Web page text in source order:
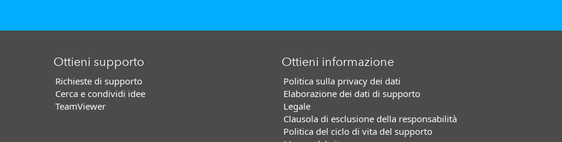
Ottieni supporto
Richieste di supporto
Cerca e condividi idee
TeamViewer
Ottieni informazione
Politica sulla privacy dei dati
Elaborazione dei dati di supporto
Legale
Clausola di esclusione della responsabilità
Politica del ciclo di vita del supporto